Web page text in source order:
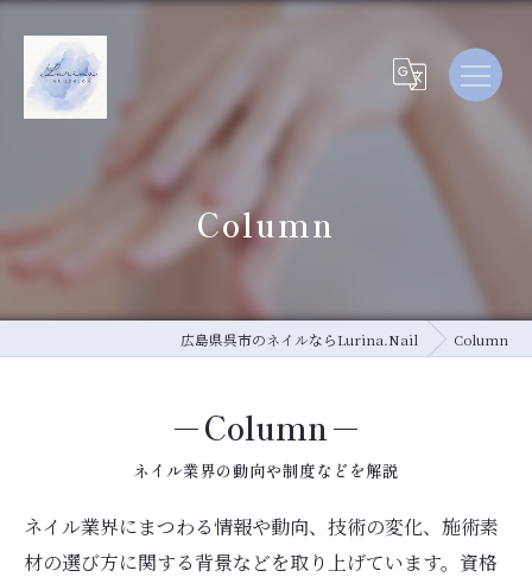
Column
広島県呉市のネイルならLurina.Nail Column
Column
ネイル業界の動向や制度などを解説
ネイル業界にまつわる情報や動向、技術の変化、施術素
材の選び方に関する背景などを取り上げています。資格